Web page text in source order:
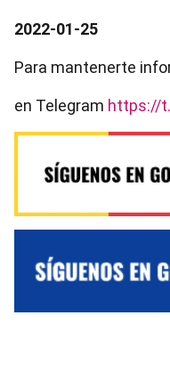
2022-01-25
Para mantenerte
en Telegram https://